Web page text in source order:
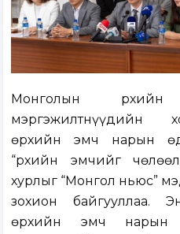
Монголын
мэргэжилтнүүдийн
өрхийн эмч нарын
“Өрхийн эмчийг
хурлыг “Монгол ньюс”
зохион байгууллаа.
өрхийн эмч нарын